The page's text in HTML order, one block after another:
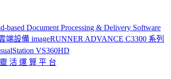
based Document Processing & Delivery Software
端設備 imageRUNNER ADVANCE C3300 系列
VS360HD
活 運 算 平 台